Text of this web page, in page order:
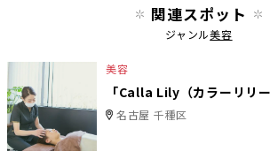
関連スポット
ジャンル美容
美容
「Calla Lily（カラーリリー
名古屋 千種区